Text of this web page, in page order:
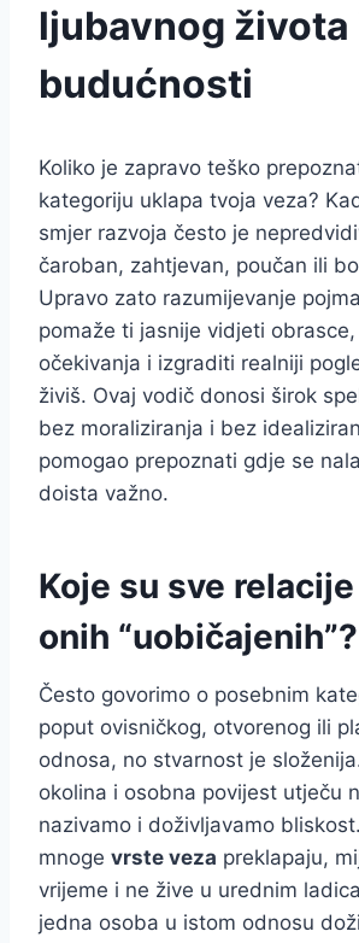
ljubavnog života
budućnosti
Koliko je zapravo teško
kategoriju uklapa tvoja veza?
smjer razvoja često je
čaroban, zahtjevan, poučan ili
Upravo zato razumijevanje pojma
pomaže ti jasnije vidjeti
očekivanja i izgraditi realniji
živiš. Ovaj vodič donosi širok
bez moraliziranja i bez
pomogao prepoznati gdje se
doista važno.
Koje su sve
onih “uobičajenih”?
Često govorimo o posebnim
poput ovisničkog, otvorenog ili
odnosa, no stvarnost je
okolina i osobna povijest utječu
nazivamo i doživljavamo
mnoge vrste veza preklapaju,
vrijeme i ne žive u urednim
jedna osoba u istom odnosu